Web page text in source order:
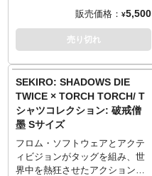
TORCH TORCH OFFICIAL
https://torchtorch.jp/
Lサイズ （73cm／55cm／50cm
／22cm）
XLサイズ （77cm／58cm／
XXLサイズ （84cm／68cm／
60cm／26cm）
──────────────────
■マテリアル
綿100% 5.6oz ヘビーウェイトボ
ディ
※杢灰のみ 綿90%、ポリエステ
ル10% 5.6oz ヘビーウェイトボ
乾いたタッチで、着こなしやす
く仕上げました。
生地はしっかりとした厚みの5.6
何度洗っても型崩れしづらく風
合いが出るのが特徴です。
──────────────────
■サイズ（着丈／身幅／肩幅／袖
丈）
Sサイズ （65cm／49cm／42cm
／19cm）
Mサイズ （69cm／52cm／46cm
アドベンチャーゲーム
『SEKIRO: SHADOWS DIE
TWICE』。「TORCH TORCH」
とのコラボレーションTシャツが
プレイヤーに苦戦を強いた強敵
「破戒僧」。高笑いとともに長
刀をふるう彼女の姿を、フロ
ム・ソフトウェア作品に関する
数々のファンアートが人気のイ
ラストレーター・芳川氏が耽美
な鉛筆画で描き下ろし。洗練さ
販売価格： ¥5,500
売り切れ
SEKIRO: SHADOWS DIE
TWICE × TORCH TORCH/ T
シャツコレクション: 破戒僧
墨 Sサイズ
フロム・ソフトウェアとアクテ
ィビジョンがタッグを組み、世
界中を熱狂させたアクション・